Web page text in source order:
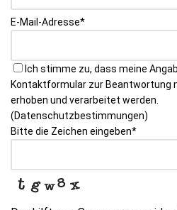
E-Mail-Adresse*
Ich stimme zu, dass meine
Kontaktformular zur Beantwortung
erhoben und verarbeitet werden.
(Datenschutzbestimmungen)
Website
Bitte die Zeichen eingeben*